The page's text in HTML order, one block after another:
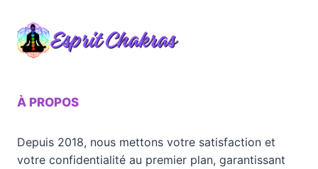
À PROPOS
Depuis 2018, nous mettons votre satisfaction et
votre confidentialité au premier plan, garantissant